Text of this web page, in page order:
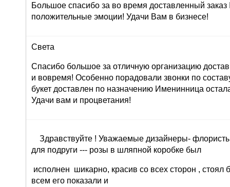
Большое спасибо за во время доставленный
положительные эмоции! Удачи Вам в бизнесе!
Света
Спасибо большое за отличную организацию
и вовремя! Особенно порадовали звонки по
букет доставлен по назначению Именинница
Удачи вам и процветания!
Здравствуйте ! Уважаемые дизайнеры-
для подруги --- розы в шляпной коробке был
исполнен шикарно, красив со всех сторон ,
всем его показали и